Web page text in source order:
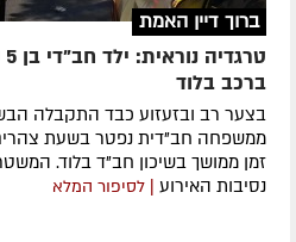
ברוך דיין האמת
ברכב בלוד
ממשפחה חב"דית נפטר בשעת
זמן ממושך בשיכון חב"ד בלוד.
נסיבות האירוע
| לסיפור המלא